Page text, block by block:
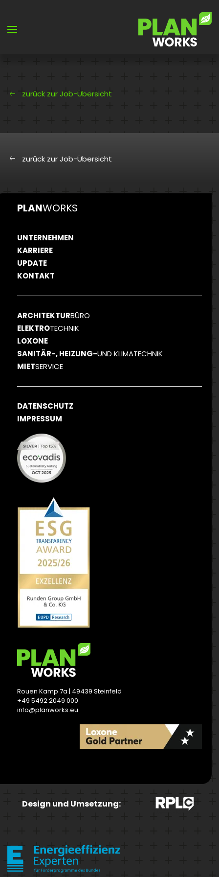
zurück zur Job-Übersicht
zurück zur Job-Übersicht
PLANWORKS
UNTERNEHMEN
KARRIERE
UPDATE
KONTAKT
ARCHITEKTURBÜRO
ELEKTROTECHNIK
LOXONE
SANITÄR-, HEIZUNG-UND KLIMATECHNIK
MIETSERVICE
DATENSCHUTZ
IMPRESSUM
Rouen Kamp 7a | 49439 Steinfeld
+49 5492 2049 000
info@planworks.eu
Design und Umsetzung: